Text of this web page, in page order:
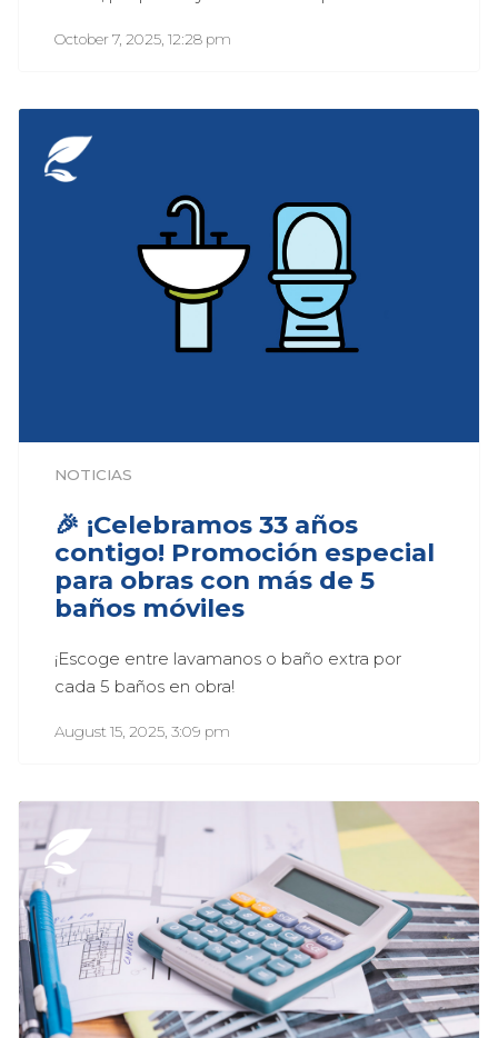
October 7, 2025, 12:28 pm
NOTICIAS
🎉 ¡Celebramos 33 años
contigo! Promoción especial
para obras con más de 5
baños móviles
¡Escoge entre lavamanos o baño extra por
cada 5 baños en obra!
August 15, 2025, 3:09 pm